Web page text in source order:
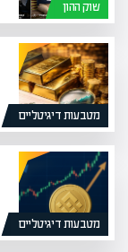
שוק ההון
מטבעות דיגיטליים
מטבעות דיגיטליים